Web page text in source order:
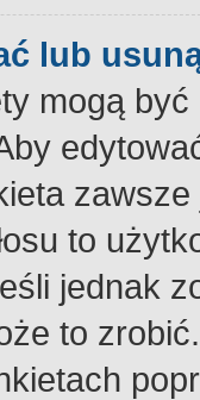
lub
mogą
to
jednak
to